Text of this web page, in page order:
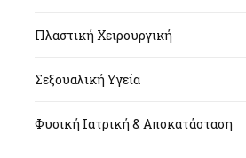
Πλαστική Χειρουργική
Σεξουαλική Υγεία
Φυσική Ιατρική & Αποκατάσταση